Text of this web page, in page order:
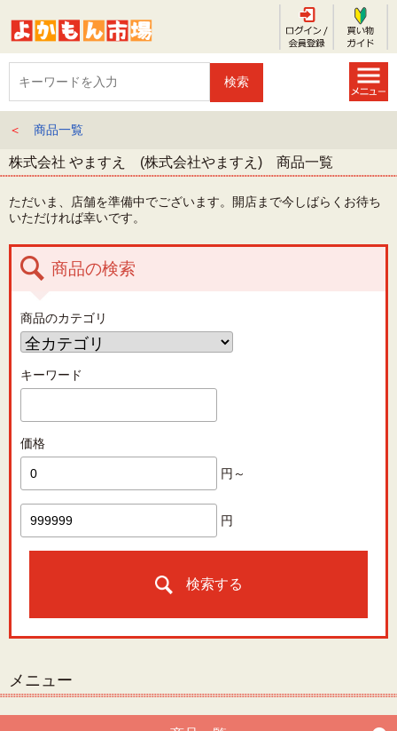
＜ 商品一覧
株式会社 やますえ (株式会社やますえ) 商品一覧
ただいま、店舗を準備中でございます。開店まで今しばらくお待ち
いただければ幸いです。
商品の検索
商品のカテゴリ
キーワード
価格
円～
円
検索する
メニュー